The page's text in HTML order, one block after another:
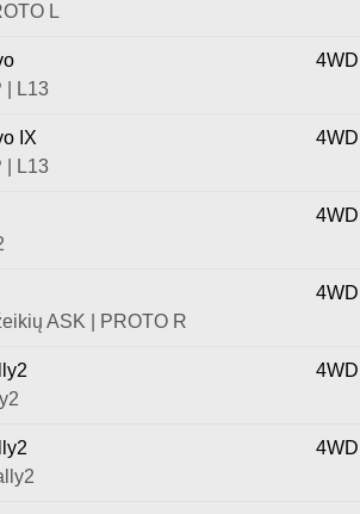
L
| L13
4WD
IX
| L13
4WD
4WD
ASK | PROTO R
4WD
4WD
4WD